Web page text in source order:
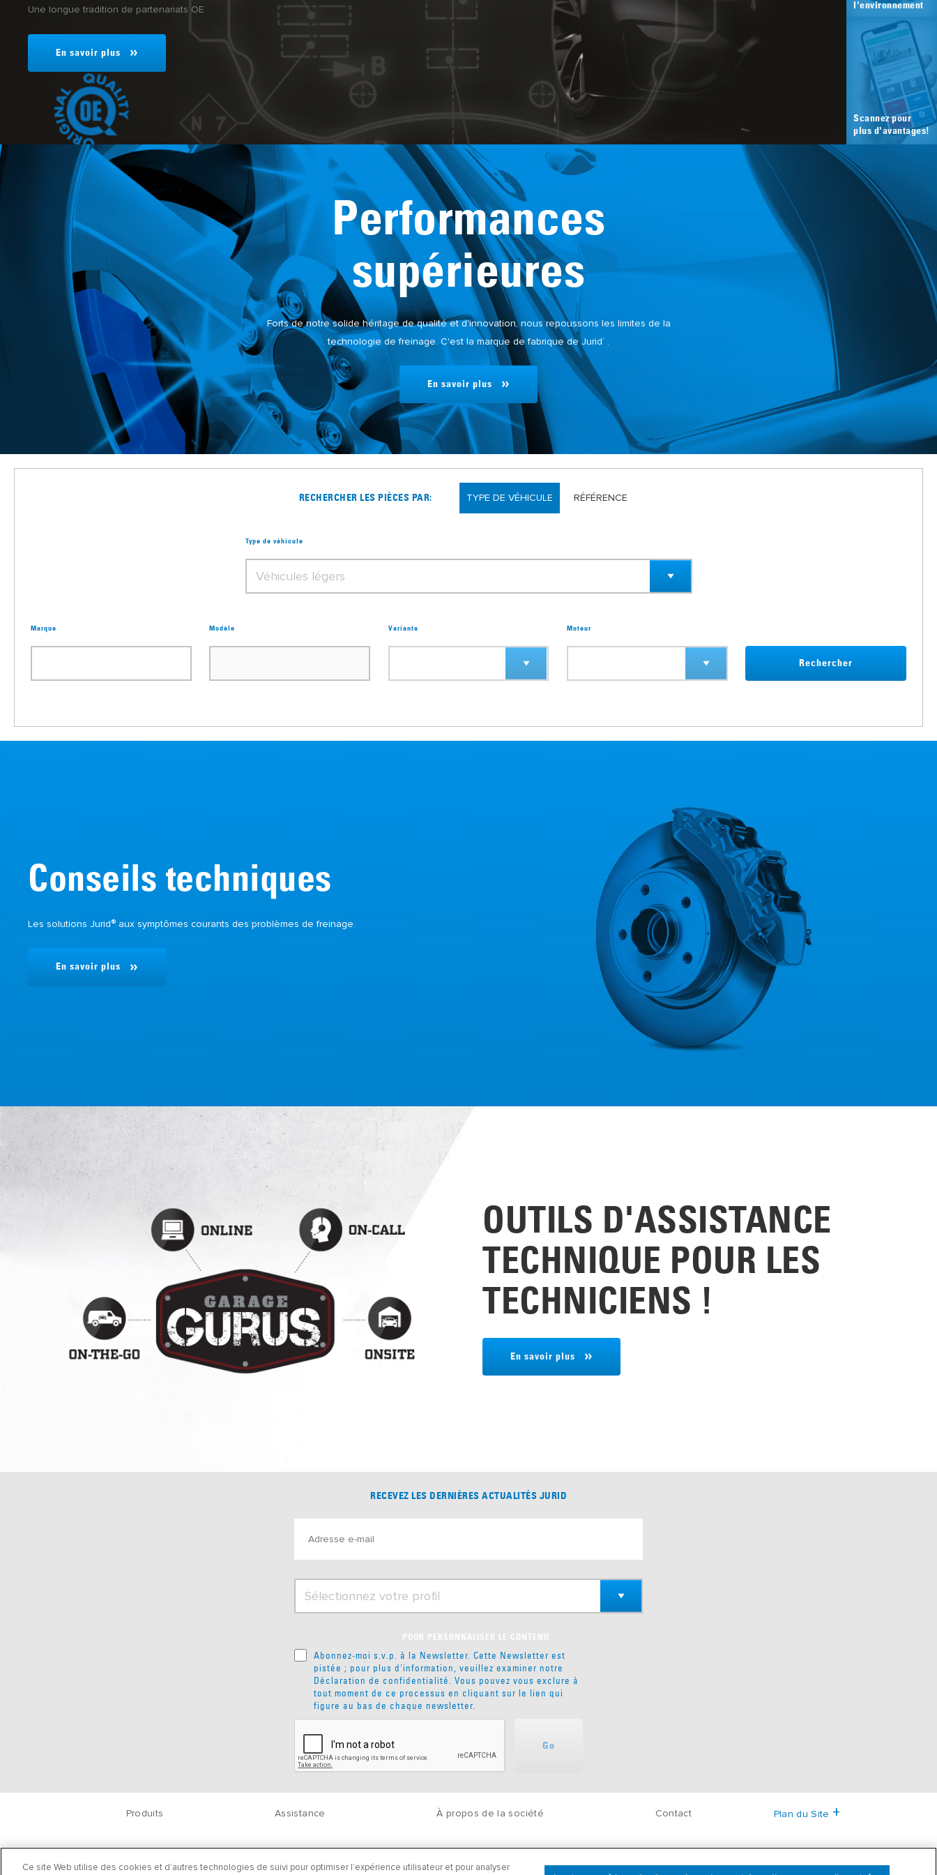
Une longue tradition de partenariats OE
En savoir plus
incontestée de Jurid
® : découvrez l’alternative aux plaquettes de frein nocives pour
l’environnement.
En savoir plus
En savoir plus
l'environnement
Scannez pour
plus d'avantages!
Performances
supérieures
Forts de notre solide héritage de qualité et d'innovation, nous repoussons les limites de la
technologie de freinage. C'est la marque de fabrique de Jurid® .
En savoir plus
RECHERCHER LES PIÈCES PAR: TYPE DE VÉHICULE RÉFÉRENCE
Type de véhicule
Marque Modèle Variante Moteur
Rechercher
Conseils techniques
Les solutions Jurid® aux symptômes courants des problèmes de freinage.
En savoir plus
OUTILS D'ASSISTANCE
TECHNIQUE POUR LES
TECHNICIENS !
En savoir plus
RECEVEZ LES DERNIÈRES ACTUALITÉS JURID
POUR PERSONNALISER LE CONTENU
Abonnez-moi s.v.p. à la Newsletter. Cette Newsletter est
pistée ; pour plus d'information, veuillez examiner notre
Déclaration de confidentialité
. Vous pouvez vous exclure à
tout moment de ce processus en cliquant sur le lien qui
figure au bas de chaque newsletter.
Go
Produits Assistance À propos de la société Contact Plan du Site
Ce site Web utilise des cookies et d’autres technologies de suivi pour optimiser l’expérience utilisateur et pour analyser